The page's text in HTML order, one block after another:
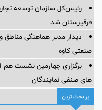
رئیس‌کل سازمان توسعه
قرقیزستان شد
دیدار مدیر هماهنگی مناطق
صنعتی کاوه
برگزاری چهارمین نشست هم
های صنفی نمایندگان
پر بحث ترین